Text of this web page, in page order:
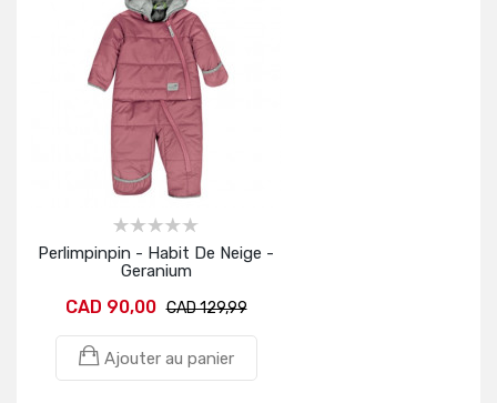
Perlimpinpin - Habit De Neige -
Geranium
CAD 90,00 CAD 129,99
Ajouter au panier